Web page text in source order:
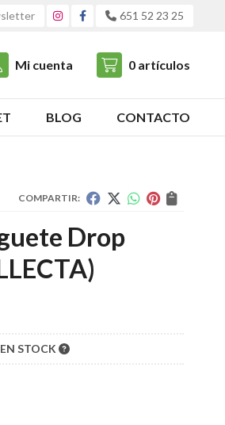
651 52 23 25
Mi cuenta 0 artículos
BLOG CONTACTO
COMPARTIR:
Drop
EN STOCK